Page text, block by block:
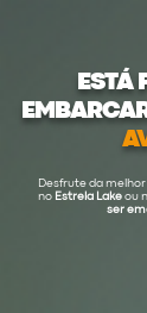
ESTÁ
Desfrute da
no Estrela Lake ou
ser